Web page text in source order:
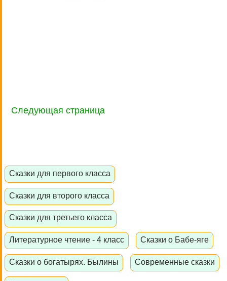
Следующая страница
Сказки для первого класса
Сказки для второго класса
Сказки для третьего класса
Литературное чтение - 4 класс Сказки о Бабе-яге
Сказки о богатырях. Былины Современные сказки